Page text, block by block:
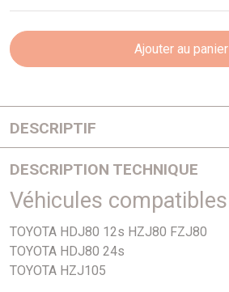
Ajouter au panier
DESCRIPTIF
DESCRIPTION TECHNIQUE
PHOTO NON CONTRACTUELLE
Véhicules compatibles
TOYOTA HDJ80 12s HZJ80 FZJ80
TOYOTA HDJ80 24s
TOYOTA HZJ105